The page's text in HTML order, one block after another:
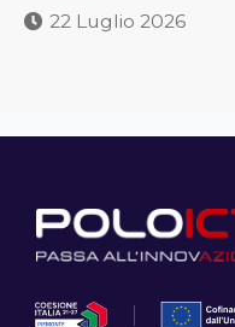
22 Luglio 2026